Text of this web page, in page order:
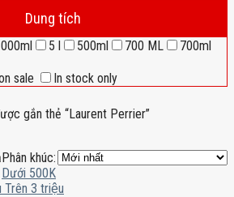
Dung tích
5 l 500ml 700 ML
700ml
sale
In stock only
gắn thẻ “Laurent Perrier”
Phân khúc:
Dưới 500K
Trên 3 triệu